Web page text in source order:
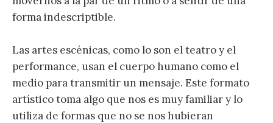
forma indescriptible.
Las artes escénicas, como lo son el teatro y el
performance, usan el cuerpo humano como el
medio para transmitir un mensaje. Este formato
artístico toma algo que nos es muy familiar y lo
utiliza de formas que no se nos hubieran